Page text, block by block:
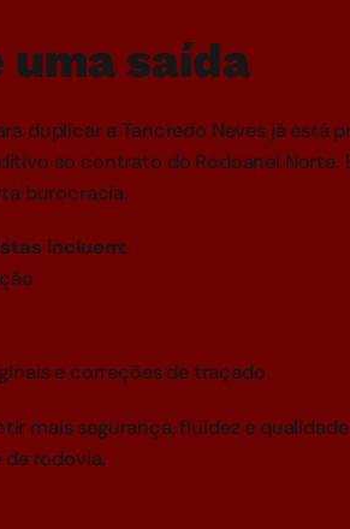
incluem:
e correções de traçado
duplicar a Tancredo Neves já está
ao contrato do Rodoanel Norte.
burocracia.
uma saída
mais segurança, fluidez e
rodovia.